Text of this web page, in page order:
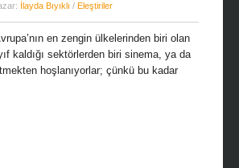
İlayda Bıyıklı / Eleştiriler
en zengin ülkelerinden biri olan
kaldığı sektörlerden biri sinema, ya da
hoşlanıyorlar; çünkü bu kadar